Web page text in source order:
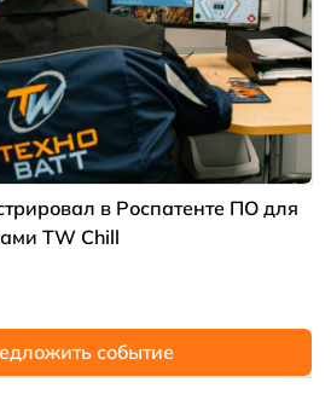
в Роспатенте ПО для
TW Chill
событие